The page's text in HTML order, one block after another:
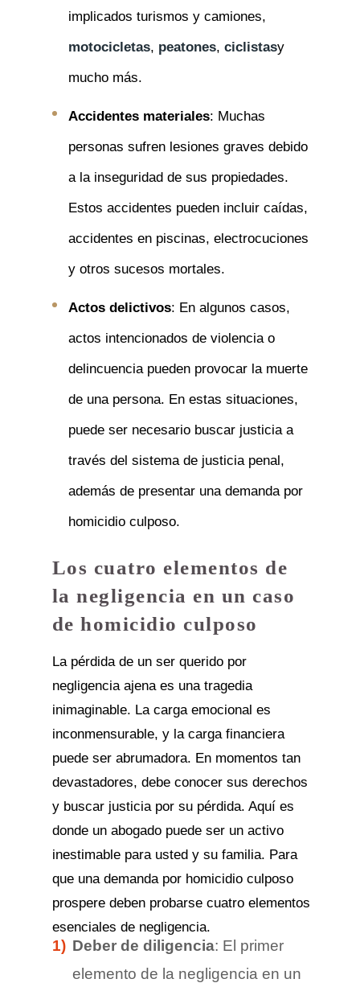
implicados turismos y camiones,
motocicletas, peatones, ciclistasy
mucho más.
Accidentes materiales: Muchas
personas sufren lesiones graves debido
a la inseguridad de sus propiedades.
Estos accidentes pueden incluir caídas,
accidentes en piscinas, electrocuciones
y otros sucesos mortales.
Actos delictivos: En algunos casos,
actos intencionados de violencia o
delincuencia pueden provocar la muerte
de una persona. En estas situaciones,
puede ser necesario buscar justicia a
través del sistema de justicia penal,
además de presentar una demanda por
homicidio culposo.
Los cuatro elementos de
la negligencia en un caso
de homicidio culposo
La pérdida de un ser querido por
negligencia ajena es una tragedia
inimaginable. La carga emocional es
inconmensurable, y la carga financiera
puede ser abrumadora. En momentos tan
devastadores, debe conocer sus derechos
y buscar justicia por su pérdida. Aquí es
donde un abogado puede ser un activo
inestimable para usted y su familia. Para
que una demanda por homicidio culposo
prospere deben probarse cuatro elementos
esenciales de negligencia.
Deber de diligencia: El primer
elemento de la negligencia en un